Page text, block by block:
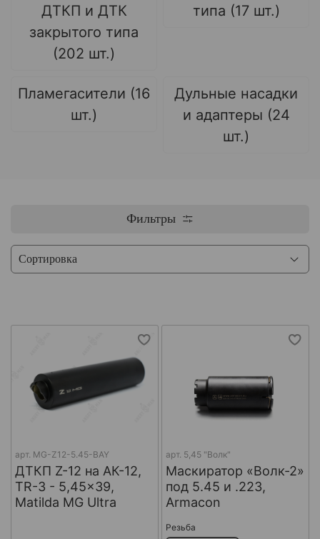
ДТКП и ДТК
закрытого типа
(202 шт.)
типа (17 шт.)
Пламегасители (16
шт.)
Дульные насадки
и адаптеры (24
шт.)
Фильтры
арт. MG-Z12-5.45-BAY
ДТКП Z-12 на АК-12,
TR-3 - 5,45x39,
Matilda MG Ultra
арт. 5,45 "Волк"
Маскиратор «Волк-2»
под 5.45 и .223,
Armacon
Резьба